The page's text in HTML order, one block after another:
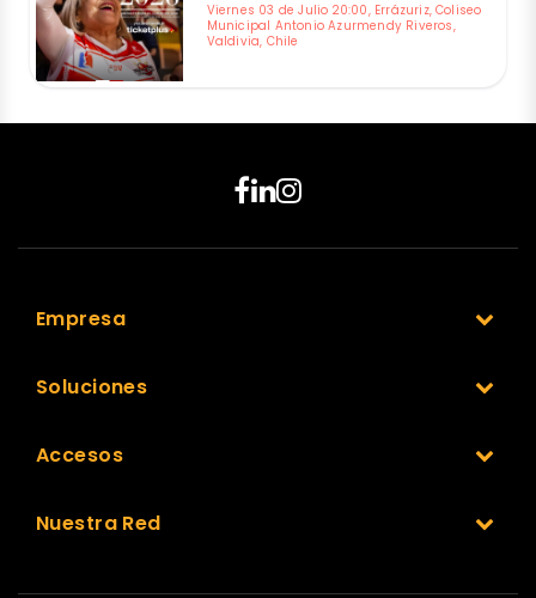
Viernes 03 de Julio 20:00, Errázuriz, Coliseo
Municipal Antonio Azurmendy Riveros,
Valdivia, Chile
Empresa
Soluciones
Accesos
Nuestra Red